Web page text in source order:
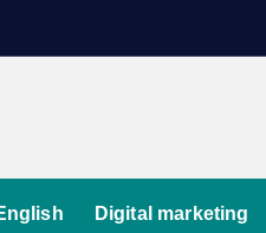
Digital marketing